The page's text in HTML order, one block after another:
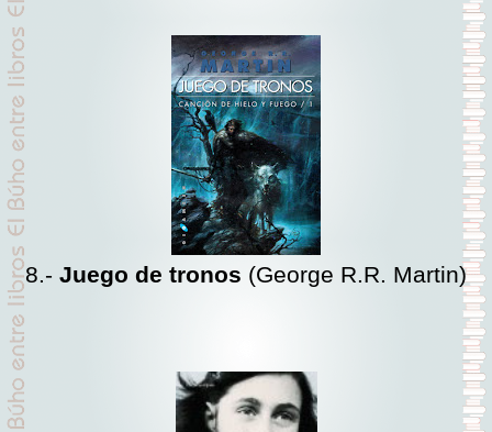
8.- Juego de tronos (George R.R. Martin)